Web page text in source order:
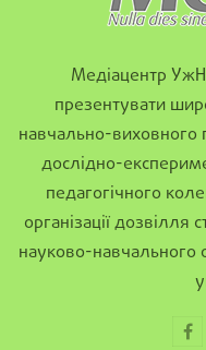
Медіацентр
презентувати
навчально-виховного
дослідно-
педагогічного
організації
науково-навчального